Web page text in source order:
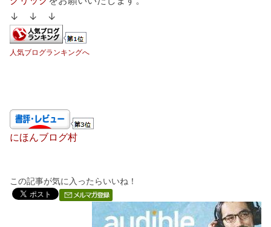
↓ ↓ ↓
人気ブログランキングへ
にほんブログ村
この記事が気に入ったらいいね！